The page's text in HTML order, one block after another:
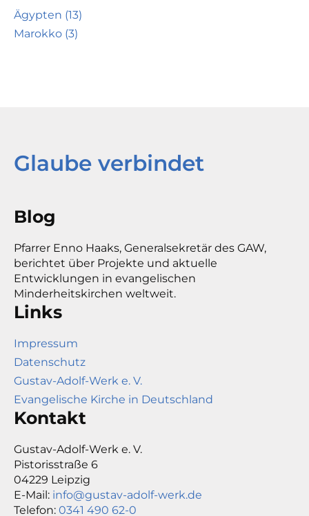
Ägypten (13)
Marokko (3)
Glaube verbindet
Blog
Pfarrer Enno Haaks, Generalsekretär des GAW,
berichtet über Projekte und aktuelle
Entwicklungen in evangelischen
Minderheitskirchen weltweit.
Links
Impressum
Datenschutz
Gustav-Adolf-Werk e. V.
Evangelische Kirche in Deutschland
Kontakt
Gustav-Adolf-Werk e. V.
Pistorisstraße 6
04229 Leipzig
E-Mail: info@gustav-adolf-werk.de
Telefon: 0341 490 62-0